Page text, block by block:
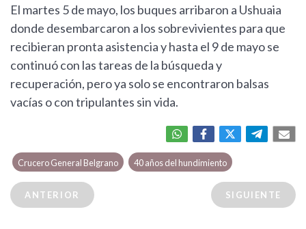
El martes 5 de mayo, los buques arribaron a Ushuaia
donde desembarcaron a los sobrevivientes para que
recibieran pronta asistencia y hasta el 9 de mayo se
continuó con las tareas de la búsqueda y
recuperación, pero ya solo se encontraron balsas
vacías o con tripulantes sin vida.
Crucero General Belgrano 40 años del hundimiento
ANTERIOR SIGUIENTE